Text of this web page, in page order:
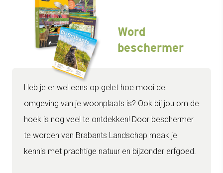
Word
beschermer
Heb je er wel eens op gelet hoe mooi de
omgeving van je woonplaats is? Ook bij jou om de
hoek is nog veel te ontdekken! Door beschermer
te worden van Brabants Landschap maak je
kennis met prachtige natuur en bijzonder erfgoed.